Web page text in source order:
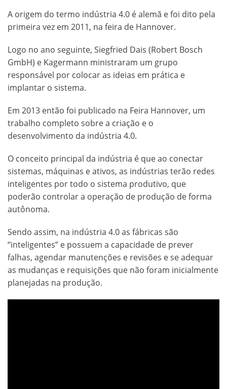
A origem do termo indústria 4.0 é alemã e foi dito pela
primeira vez em 2011, na feira de Hannover.
Logo no ano seguinte, Siegfried Dais (Robert Bosch
GmbH) e Kagermann ministraram um grupo
responsável por colocar as ideias em prática e
implantar o sistema.
Em 2013 então foi publicado na Feira Hannover, um
trabalho completo sobre a criação e o
desenvolvimento da indústria 4.0.
O conceito principal da indústria é que ao conectar
sistemas, máquinas e ativos, as indústrias terão redes
inteligentes por todo o sistema produtivo, que
poderão controlar a operação de produção de forma
autônoma.
Sendo assim, na indústria 4.0 as fábricas são
“inteligentes” e possuem a capacidade de prever
falhas, agendar manutenções e revisões e se adequar
as mudanças e requisições que não foram inicialmente
planejadas na produção.